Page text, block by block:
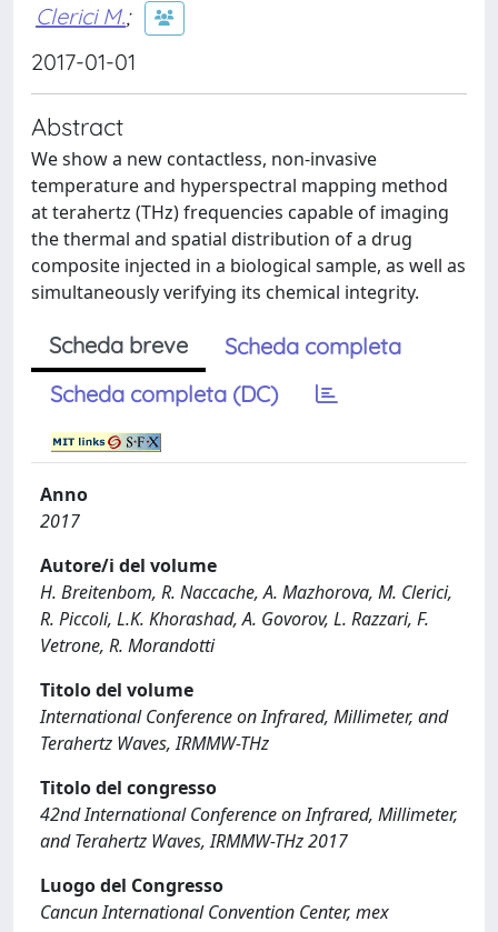
Clerici M.;
2017-01-01
Abstract
We show a new contactless, non-invasive
temperature and hyperspectral mapping method
at terahertz (THz) frequencies capable of imaging
the thermal and spatial distribution of a drug
composite injected in a biological sample, as well as
simultaneously verifying its chemical integrity.
Scheda breve
Scheda completa
Scheda completa (DC)
Anno
2017
Autore/i del volume
H. Breitenbom, R. Naccache, A. Mazhorova, M. Clerici,
R. Piccoli, L.K. Khorashad, A. Govorov, L. Razzari, F.
Vetrone, R. Morandotti
Titolo del volume
International Conference on Infrared, Millimeter, and
Terahertz Waves, IRMMW-THz
Titolo del congresso
42nd International Conference on Infrared, Millimeter,
and Terahertz Waves, IRMMW-THz 2017
Luogo del Congresso
Cancun International Convention Center, mex